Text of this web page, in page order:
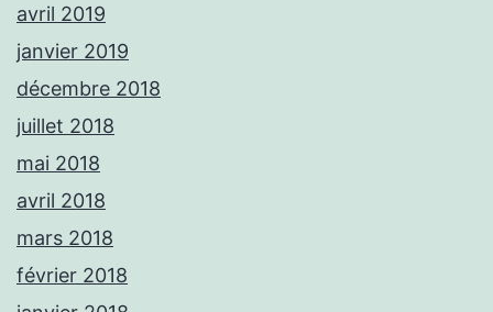
avril 2019
janvier 2019
décembre 2018
juillet 2018
mai 2018
avril 2018
mars 2018
février 2018